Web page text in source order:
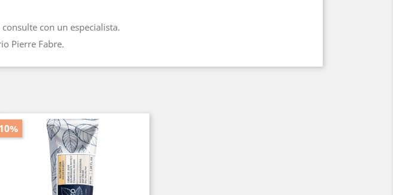
con un especialista.
Pierre Fabre.